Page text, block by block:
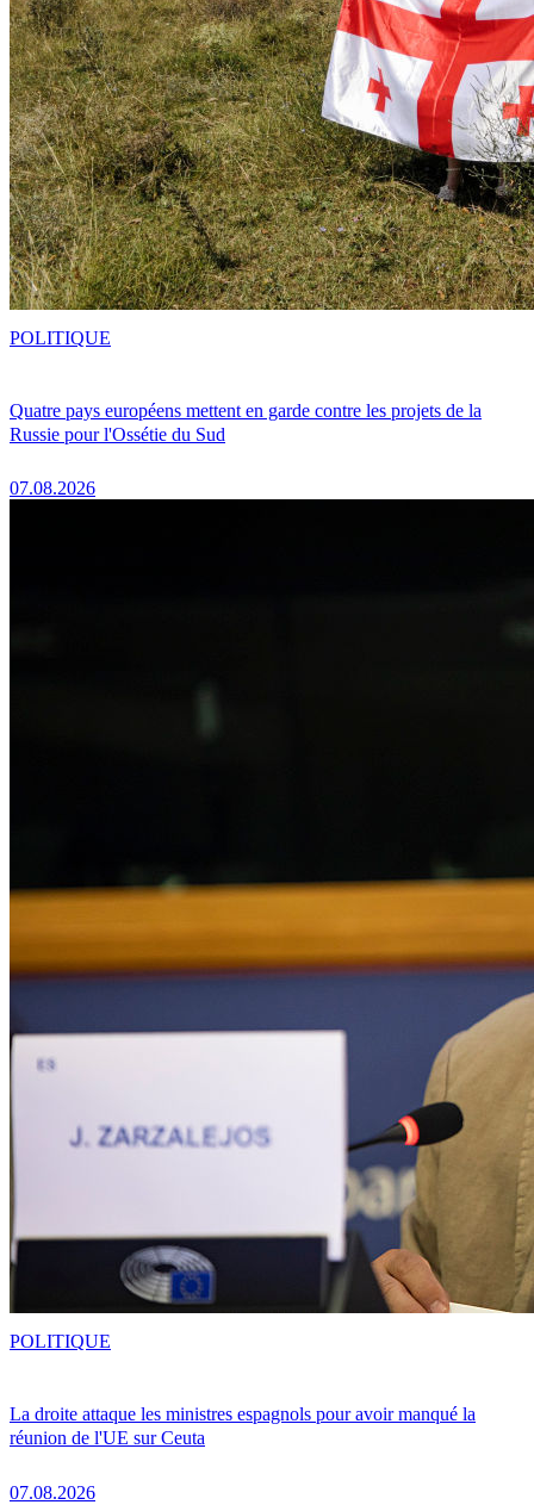
Quatre pays européens mettent en garde contre les projets de la
Russie pour l'Ossétie du Sud
07.08.2026
POLITIQUE
La droite attaque les ministres espagnols pour avoir manqué la
réunion de l'UE sur Ceuta
07.08.2026
POLITIQUE